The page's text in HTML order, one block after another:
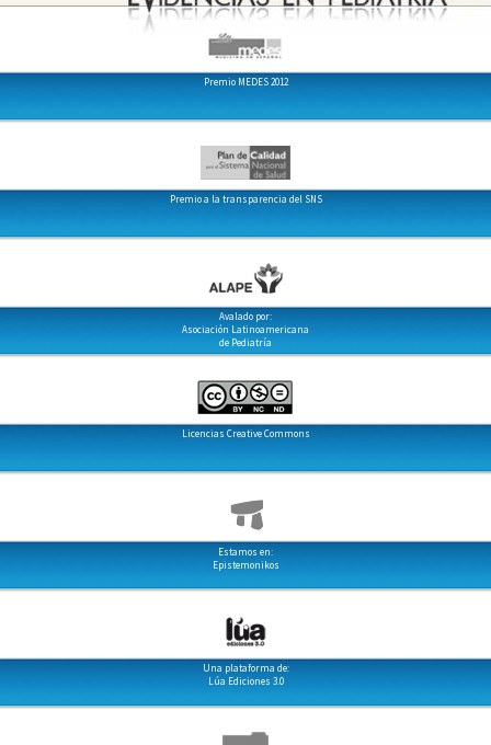
Premio MEDES 2012
Premio a la transparencia del SNS
Avalado por:
Asociación Latinoamericana
de Pediatría
Licencias Creative Commons
Estamos en:
Epistemonikos
Una plataforma de:
Lúa Ediciones 3.0